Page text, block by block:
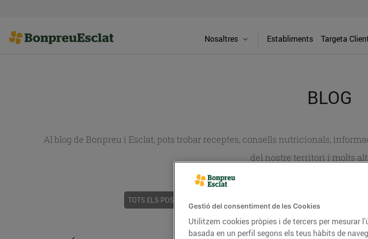
Nosaltres Establiments Targeta
BLOG
Al blog de Bonpreu i Esclat, pots trobar receptes, consells nutricionals,
del nostre territori i molts
TOTS ELS POSTS
Gestió del consentiment de les Cookies
Utilitzem cookies pròpies i de tercers per mesurar
basada en un perfil segons els teus hàbits de